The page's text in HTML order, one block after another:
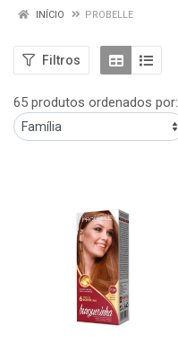
INÍCIO PROBELLE
Filtros
65 produtos ordenados por: